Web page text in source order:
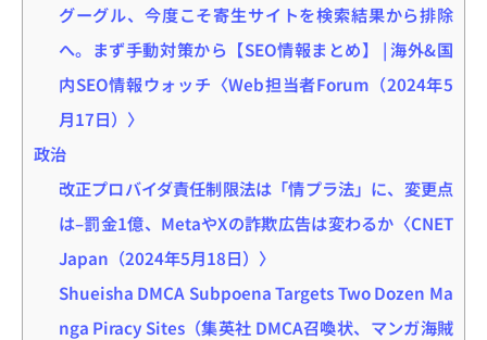
グーグル、今度こそ寄生サイトを検索結果から排除
へ。まず手動対策から【SEO情報まとめ】 | 海外&国
内SEO情報ウォッチ〈Web担当者Forum（2024年5
月17日）〉
政治
改正プロバイダ責任制限法は「情プラ法」に、変更点
は–罰金1億、MetaやXの詐欺広告は変わるか〈CNET
Japan（2024年5月18日）〉
Shueisha DMCA Subpoena Targets Two Dozen Ma
nga Piracy Sites（集英社 DMCA召喚状、マンガ海賊